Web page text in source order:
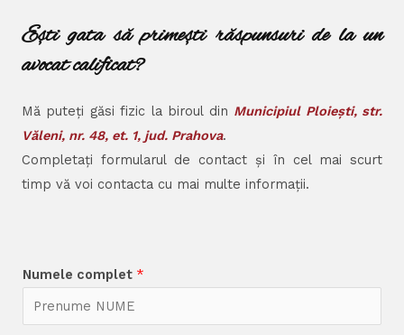
Ești gata să primești răspunsuri de la un
avocat calificat?
Mă puteți găsi fizic la biroul din Municipiul Ploiești, str.
Văleni, nr. 48, et. 1, jud. Prahova.
Completați formularul de contact și în cel mai scurt
timp vă voi contacta cu mai multe informații.
Numele complet *